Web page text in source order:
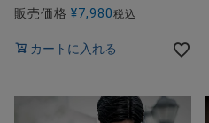
販売価格 ¥7,980税込
カートに入れる